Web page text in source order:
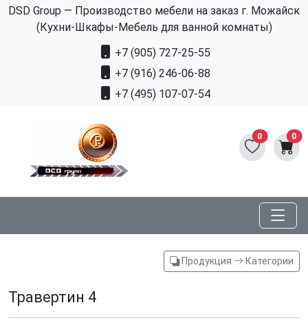
DSD Group — Производство мебели на заказ г. Можайск
(Кухни-Шкафы-Мебель для ванной комнаты)
+7 (905) 727-25-55
+7 (916) 246-06-88
+7 (495) 107-07-54
0 0
Продукция Категории
Травертин 4